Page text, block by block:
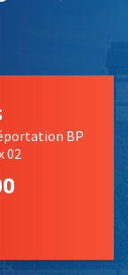
RSS
BP
02